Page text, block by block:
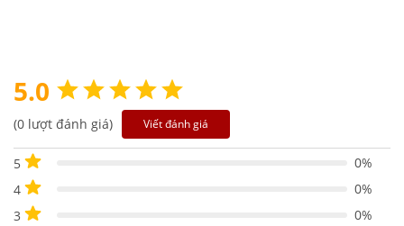
5.0
(0 lượt đánh giá) Viết đánh giá
5
0%
4
0%
3
0%